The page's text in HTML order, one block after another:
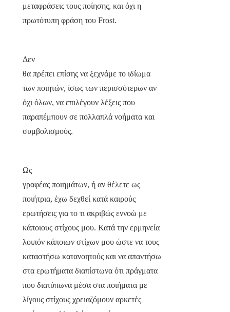
μεταφράσεις τους ποίησης, και όχι η
πρωτότυπη φράση του Frost.
Δεν
θα πρέπει επίσης να ξεχνάμε το ιδίωμα
των ποιητών, ίσως των περισσότερων αν
όχι όλων, να επιλέγουν λέξεις που
παραπέμπουν σε πολλαπλά νοήματα και
συμβολισμούς.
Ως
γραφέας ποιημάτων, ή αν θέλετε ως
ποιήτρια, έχω δεχθεί κατά καιρούς
ερωτήσεις για το τι ακριβώς εννοώ με
κάποιους στίχους μου. Κατά την ερμηνεία
λοιπόν κάποιων στίχων μου ώστε να τους
καταστήσω κατανοητούς και να απαντήσω
στα ερωτήματα διαπίστωνα ότι πράγματα
που διατύπωνα μέσα στα ποιήματα με
λίγους στίχους χρειαζόμουν αρκετές